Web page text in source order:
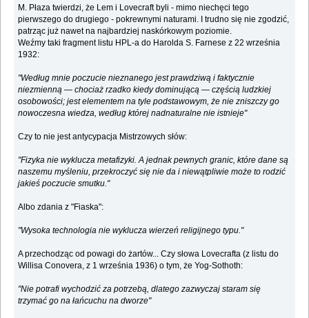
M. Płaza twierdzi, że Lem i Lovecraft byli - mimo niechęci tego
pierwszego do drugiego - pokrewnymi naturami. I trudno się nie zgodzić,
patrząc już nawet na najbardziej naskórkowym poziomie.
Weźmy taki fragment listu HPL-a do Harolda S. Farnese z 22 września
1932:
"Według mnie poczucie nieznanego jest prawdziwą i faktycznie
niezmienną — chociaż rzadko kiedy dominującą — częścią ludzkiej
osobowości; jest elementem na tyle podstawowym, że nie zniszczy go
nowoczesna wiedza, według której nadnaturalne nie istnieje"
Czy to nie jest antycypacja Mistrzowych słów:
"Fizyka nie wyklucza metafizyki. A jednak pewnych granic, które dane są
naszemu myśleniu, przekroczyć się nie da i niewątpliwie może to rodzić
jakieś poczucie smutku."
Albo zdania z "Fiaska":
"Wysoka technologia nie wyklucza wierzeń religijnego typu."
A przechodząc od powagi do żartów... Czy słowa Lovecrafta (z listu do
Willisa Conovera, z 1 września 1936) o tym, że Yog-Sothoth:
"Nie potrafi wychodzić za potrzebą, dlatego zazwyczaj staram się
trzymać go na łańcuchu na dworze"